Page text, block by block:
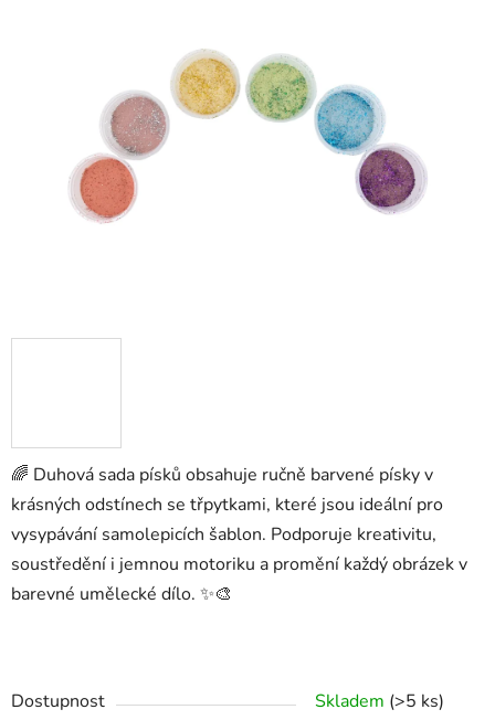
🌈 Duhová sada písků obsahuje ručně barvené písky v
krásných odstínech se třpytkami, které jsou ideální pro
vysypávání samolepicích šablon. Podporuje kreativitu,
soustředění i jemnou motoriku a promění každý obrázek v
barevné umělecké dílo. ✨🎨
Dostupnost Skladem (>5 ks)